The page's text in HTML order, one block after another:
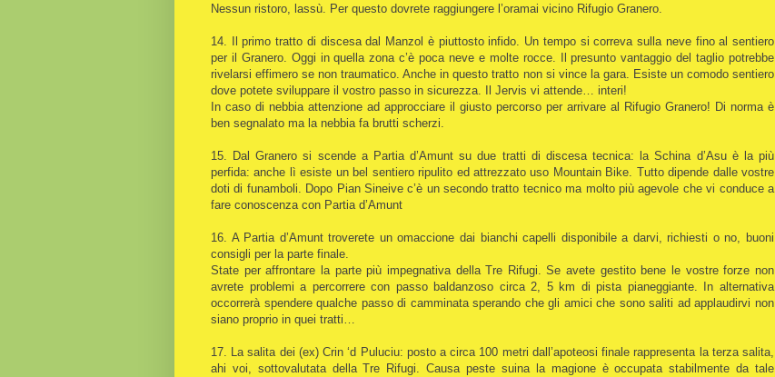
Nessun ristoro, lassù. Per questo dovrete raggiungere l’oramai vicino Rifugio Granero.
14. Il primo tratto di discesa dal Manzol è piuttosto infido. Un tempo si correva sulla neve fino al sentiero
per il Granero. Oggi in quella zona c’è poca neve e molte rocce. Il presunto vantaggio del taglio potrebbe
rivelarsi effimero se non traumatico. Anche in questo tratto non si vince la gara. Esiste un comodo sentiero
dove potete sviluppare il vostro passo in sicurezza. Il Jervis vi attende… interi!
In caso di nebbia attenzione ad approcciare il giusto percorso per arrivare al Rifugio Granero! Di norma è
ben segnalato ma la nebbia fa brutti scherzi.
15. Dal Granero si scende a Partia d’Amunt su due tratti di discesa tecnica: la Schina d’Asu è la più
perfida: anche lì esiste un bel sentiero ripulito ed attrezzato uso Mountain Bike. Tutto dipende dalle vostre
doti di funamboli. Dopo Pian Sineive c’è un secondo tratto tecnico ma molto più agevole che vi conduce a
fare conoscenza con Partia d’Amunt
16. A Partia d’Amunt troverete un omaccione dai bianchi capelli disponibile a darvi, richiesti o no, buoni
consigli per la parte finale.
State per affrontare la parte più impegnativa della Tre Rifugi. Se avete gestito bene le vostre forze non
avrete problemi a percorrere con passo baldanzoso circa 2, 5 km di pista pianeggiante. In alternativa
occorrerà spendere qualche passo di camminata sperando che gli amici che sono saliti ad applaudirvi non
siano proprio in quei tratti…
17. La salita dei (ex) Crin ‘d Puluciu: posto a circa 100 metri dall’apoteosi finale rappresenta la terza salita,
ahi voi, sottovalutata della Tre Rifugi. Causa peste suina la magione è occupata stabilmente da tale